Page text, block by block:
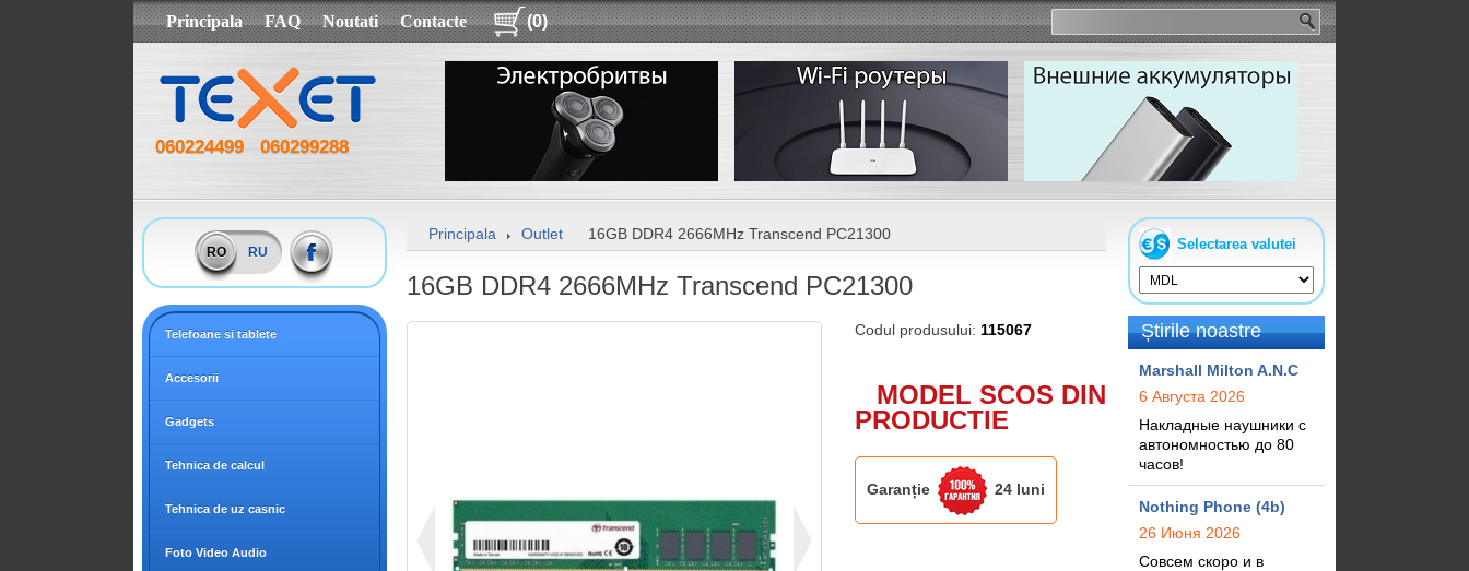
Principala FAQ Noutati Contacte (0)
060224499 060299288
RO RU
Telefoane si tablete
Accesorii
Gadgets
Tehnica de calcul
Tehnica de uz casnic
Foto Video Audio
Principala Outlet 16GB DDR4 2666MHz Transcend PC21300
16GB DDR4 2666MHz Transcend PC21300
Codul produsului: 115067
MODEL SCOS DIN
PRODUCTIE
Garanție 24 luni
Selectarea valutei
Știrile noastre
Marshall Milton A.N.C
6 Августа 2026
Накладные наушники с
автономностью до 80
часов!
Nothing Phone (4b)
26 Июня 2026
Совсем скоро и в